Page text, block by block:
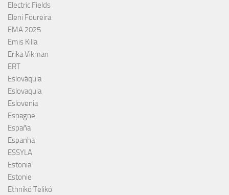
Electric Fields
Eleni Foureira
EMA 2025
Emis Killa
Erika Vikman
ERT
Eslováquia
Eslovaquia
Eslovenia
Espagne
España
Espanha
ESSYLA
Estonia
Estonie
Ethnikó Telikó